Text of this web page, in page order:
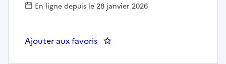
En ligne depuis le 28 janvier 2026
Ajouter aux favoris : Responsable des Masters